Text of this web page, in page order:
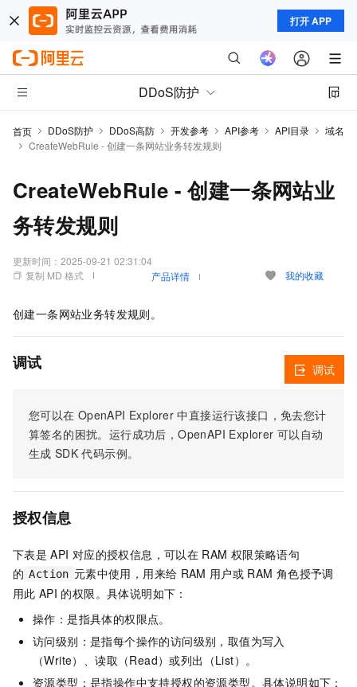
打开 APP
DDoS防护
首页 DDoS防护 DDoS高防 开发参考 API参考 API目录
域名
CreateWebRule - 创建一条网站业务转发规则
CreateWebRule - 创建一条网站业
务转发规则
更新时间： 2025-09-21 02:31:04
复制 MD 格式
产品详情 我的收藏
创建一条网站业务转发规则。
调试
您可以在 OpenAPI Explorer 中直接运行该接口，免去您计
算签名的困扰。运行成功后，OpenAPI Explorer 可以自动
生成 SDK 代码示例。
调试
授权信息
下表是 API 对应的授权信息，可以在 RAM 权限策略语句
的 Action 元素中使用，用来给 RAM 用户或 RAM 角色授予调
用此 API 的权限。具体说明如下：
操作：是指具体的权限点。
访问级别：是指每个操作的访问级别，取值为写入
（Write）、读取（Read）或列出（List）。
资源类型：是指操作中支持授权的资源类型。具体说明如下：